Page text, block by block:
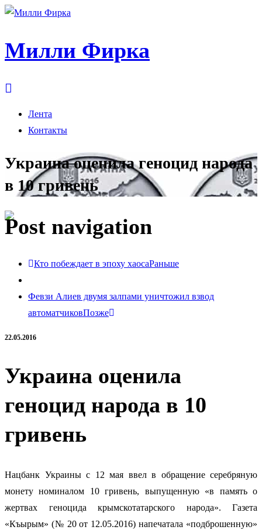
Милли Фирка
Лента
Контакты
Украина оценила геноцид народа
в 10 гривень
Post navigation
Кто побеждает в эпоху хаосаРаньше
Февзи Алиев двумя залпами уничтожил взвод
автоматчиковПозже
22.05.2016
Украина оценила
геноцид народа в 10
гривень
Нацбанк Украины с 12 мая ввел в обращение серебряную
монету номиналом 10 гривень, выпущенную «в память о
жертвах геноцида крымскотатарского народа». Газета
«Къырым» (№ 20 от 12.05.2016) напечатала «подброшенную»